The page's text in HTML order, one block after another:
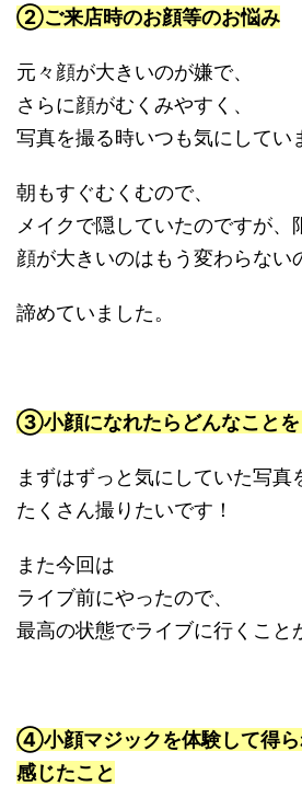
②ご来店時のお顔等のお悩み
元々顔が大きいのが嫌で、
さらに顔がむくみやすく、
写真を撮る時いつも気にしてい
朝もすぐむくむので、
メイクで隠していたのですが、
顔が大きいのはもう変わらない
諦めていました。
③小顔になれたらどんなことを
まずはずっと気にしていた写真
たくさん撮りたいです！
また今回は
ライブ前にやったので、
最高の状態でライブに行くこと
④小顔マジックを体験して得ら
感じたこと